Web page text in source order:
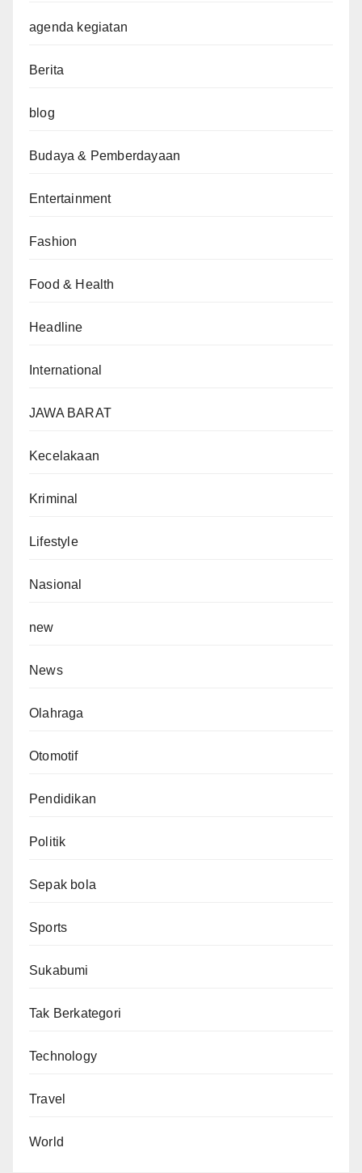
agenda kegiatan
Berita
blog
Budaya & Pemberdayaan
Entertainment
Fashion
Food & Health
Headline
International
JAWA BARAT
Kecelakaan
Kriminal
Lifestyle
Nasional
new
News
Olahraga
Otomotif
Pendidikan
Politik
Sepak bola
Sports
Sukabumi
Tak Berkategori
Technology
Travel
World